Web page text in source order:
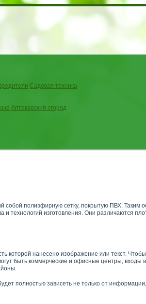
Садовая техника
Аптекарский огород
полиэфирную сетку, покрытую ПВХ. Таким
технологий изготовления. Они различаются
которой нанесено изображение или текст.
быть коммерческие и офисные центры, входы
полностью зависеть не только от